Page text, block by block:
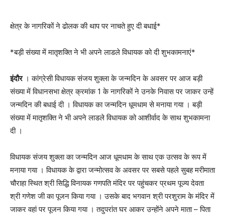
क्षेत्र के नागरिकों ने ढोलक की थाप पर नाचते हुए दी बधाई*
*बड़ी संख्या में मातृशक्ति ने भी अपने लाडले विधायक को दी शुभकामनाएं*
इंदौर। कांग्रेसी विधायक संजय शुक्ला के जन्मदिन के अवसर पर आज बड़ी
संख्या में विधानसभा क्षेत्र क्रमांक 1 के नागरिकों ने उनके निवास पर जाकर उन्हें
जन्मदिन की बधाई दी । विधायक का जन्मदिन धूमधाम से मनाया गया । बड़ी
संख्या में मातृशक्ति ने भी अपने लाडले विधायक को आशीर्वाद के साथ शुभकामना
दी ।
विधायक संजय शुक्ला का जन्मदिन आज धूमधाम के साथ एक उत्सव के रूप में
मनाया गया । विधायक के द्वारा जन्मोत्सव के अवसर पर सबसे पहले सुबह मरीमाता
चौराहा स्थित श्री सिद्धि विनायक गणपति मंदिर पर पहुंचकर प्रथम पूज्य देवता
श्री गणेश जी का पूजन किया गया । उसके बाद भगवान श्री परशुराम के मंदिर में
जाकर वहां पर पूजन किया गया । तदुपरांत घर आकर उन्होंने अपने माता – पिता